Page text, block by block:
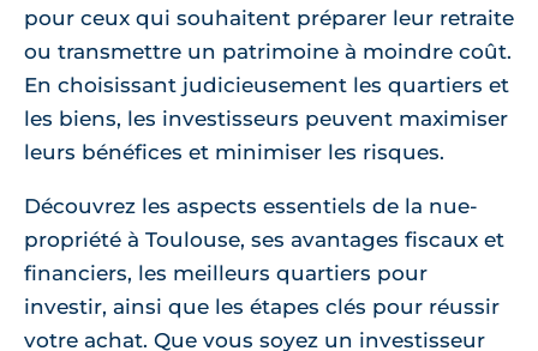
pour ceux qui souhaitent préparer leur retraite
ou transmettre un patrimoine à moindre coût.
En choisissant judicieusement les quartiers et
les biens, les investisseurs peuvent maximiser
leurs bénéfices et minimiser les risques.
Découvrez les aspects essentiels de la nue-
propriété à Toulouse, ses avantages fiscaux et
financiers, les meilleurs quartiers pour
investir, ainsi que les étapes clés pour réussir
votre achat. Que vous soyez un investisseur